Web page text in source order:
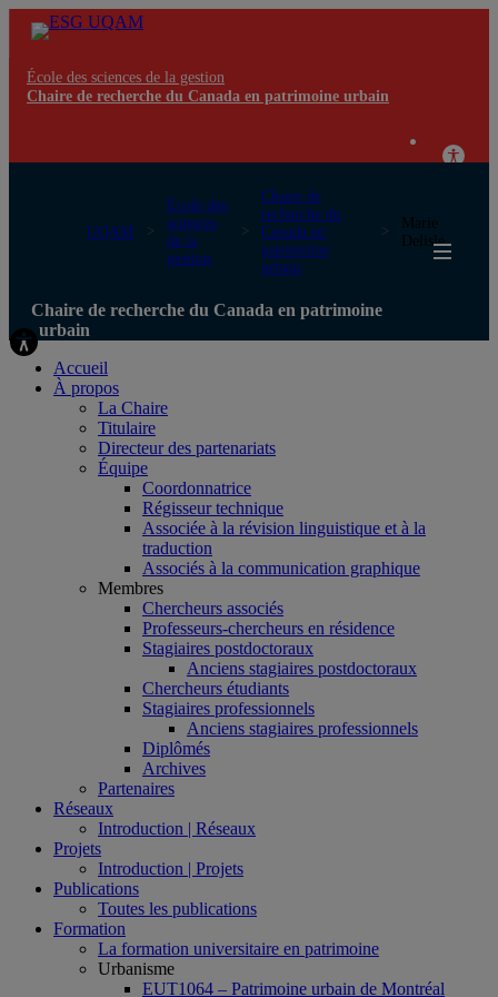
École des sciences de la gestion
Chaire de recherche du Canada en patrimoine urbain
UQAM
École des
sciences
de la
gestion
Chaire de
recherche du
Canada en
patrimoine
urbain
Marie
Delisle
Chaire de recherche du Canada en patrimoine
urbain
Accueil
À propos
La Chaire
Titulaire
Directeur des partenariats
Équipe
Coordonnatrice
Régisseur technique
Associée à la révision linguistique et à la
traduction
Associés à la communication graphique
Membres
Chercheurs associés
Professeurs-chercheurs en résidence
Stagiaires postdoctoraux
Anciens stagiaires postdoctoraux
Chercheurs étudiants
Stagiaires professionnels
Anciens stagiaires professionnels
Diplômés
Archives
Partenaires
Réseaux
Introduction | Réseaux
Projets
Introduction | Projets
Publications
Toutes les publications
Formation
La formation universitaire en patrimoine
Urbanisme
EUT1064 – Patrimoine urbain de Montréal